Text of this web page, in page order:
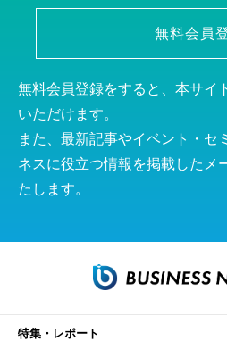
無料会員
無料会員登録をすると、本サイ
いただけます。
また、最新記事やイベント・セ
ネスに役立つ情報を掲載したメ
たします。
特集・レポート